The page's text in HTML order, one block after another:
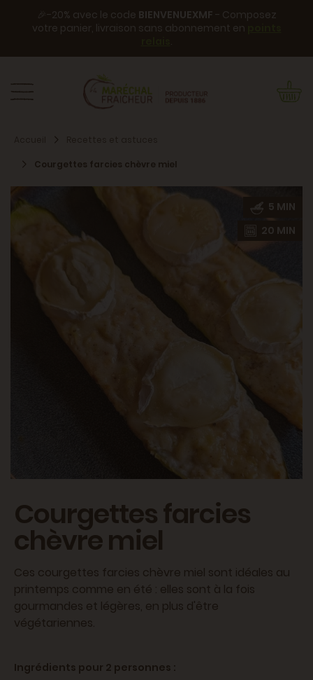
🎉-20% avec le code BIENVENUEXMF - Composez
votre panier, livraison sans abonnement en
.
Courgettes farcies chèvre miel
5 MIN
20 MIN
Courgettes farcies
chèvre miel
Ces courgettes farcies chèvre miel sont idéales au
printemps comme en été : elles sont à la fois
gourmandes et légères, en plus d'être
végétariennes.
Ingrédients pour 2 personnes :